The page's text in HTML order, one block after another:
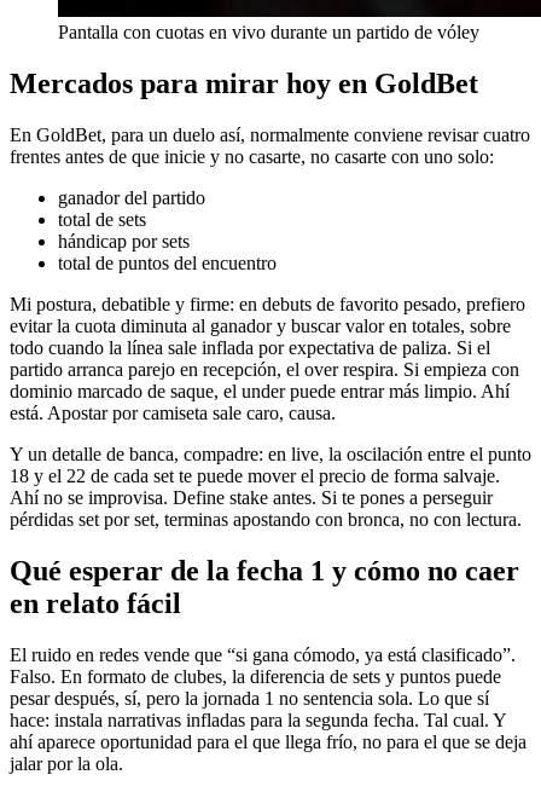
Pantalla con cuotas en vivo durante un partido de vóley
Mercados para mirar hoy en GoldBet
En GoldBet, para un duelo así, normalmente conviene revisar cuatro
frentes antes de que inicie y no casarte, no casarte con uno solo:
ganador del partido
total de sets
hándicap por sets
total de puntos del encuentro
Mi postura, debatible y firme: en debuts de favorito pesado, prefiero
evitar la cuota diminuta al ganador y buscar valor en totales, sobre
todo cuando la línea sale inflada por expectativa de paliza. Si el
partido arranca parejo en recepción, el over respira. Si empieza con
dominio marcado de saque, el under puede entrar más limpio. Ahí
está. Apostar por camiseta sale caro, causa.
Y un detalle de banca, compadre: en live, la oscilación entre el punto
18 y el 22 de cada set te puede mover el precio de forma salvaje.
Ahí no se improvisa. Define stake antes. Si te pones a perseguir
pérdidas set por set, terminas apostando con bronca, no con lectura.
Qué esperar de la fecha 1 y cómo no caer
en relato fácil
El ruido en redes vende que “si gana cómodo, ya está clasificado”.
Falso. En formato de clubes, la diferencia de sets y puntos puede
pesar después, sí, pero la jornada 1 no sentencia sola. Lo que sí
hace: instala narrativas infladas para la segunda fecha. Tal cual. Y
ahí aparece oportunidad para el que llega frío, no para el que se deja
jalar por la ola.